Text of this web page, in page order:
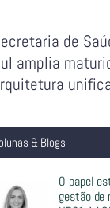
de
amplia
& Blogs
O papel
gestão de